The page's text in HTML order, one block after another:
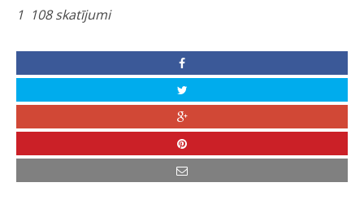
1 108 skatījumi